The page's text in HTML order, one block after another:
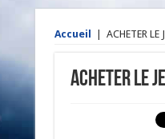
Accueil ACHETER LE
ACHETER LE